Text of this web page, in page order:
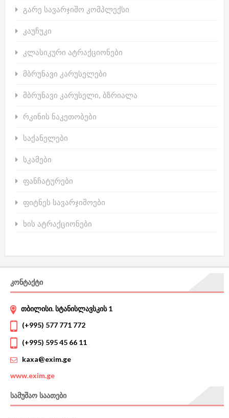
გარე სავარჯიშო კომპლექსი
კაუჩუკი
კლასიკური ატრაქციონები
მბრუნავი კარუსელები
მბრუნავი კარუსელი, ბზრიალა
რკინის ნაკეთობები
საქანელები
სკამები
ფანჩატურები
ფიტნეს სავარჯიშოები
ხის ატრაქციონები
ᲙᲝᲜᲢᲐᲥᲢᲘ
თბილისი. სტანისლავსკის 1
(+995) 577 771 772
(+995) 595 45 66 11
kaxa@exim.ge
www.exim.ge
ᲡᲐᲛᲣᲨᲐᲝ ᲡᲐᲐᲗᲔᲑᲘ